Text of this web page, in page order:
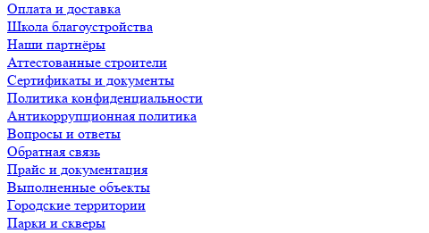
Оплата и доставка
Школа благоустройства
Наши партнёры
Аттестованные строители
Сертификаты и документы
Политика конфиденциальности
Антикоррупционная политика
Вопросы и ответы
Обратная связь
Прайс и документация
Выполненные объекты
Городские территории
Парки и скверы